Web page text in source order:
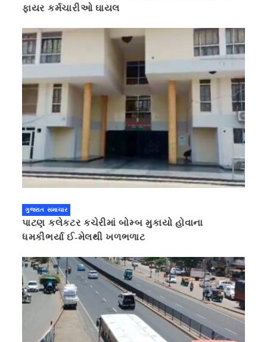
ફાયર કર્મચારીઓ ઘાયલ
ગુજરાત સમાચાર
પાટણ કલેકટર કચેરીમાં બોમ્બ મુકાયો હોવાના
ધમકીભર્યા ઈ-મેલથી ખળભળાટ